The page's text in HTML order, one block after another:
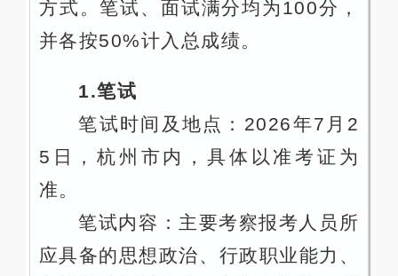
方式。笔试、面试满分均为100分，
并各按50%计入总成绩。
1.笔试
笔试时间及地点：2026年7月2
5日，杭州市内，具体以准考证为
准。
笔试内容：主要考察报考人员所
应具备的思想政治、行政职业能力、